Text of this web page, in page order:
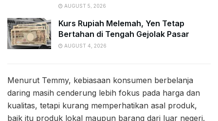
AUGUST 5, 2026
Kurs Rupiah Melemah, Yen Tetap
Bertahan di Tengah Gejolak Pasar
AUGUST 4, 2026
Menurut Temmy, kebiasaan konsumen berbelanja
daring masih cenderung lebih fokus pada harga dan
kualitas, tetapi kurang memperhatikan asal produk,
baik itu produk lokal maupun barang dari luar negeri.